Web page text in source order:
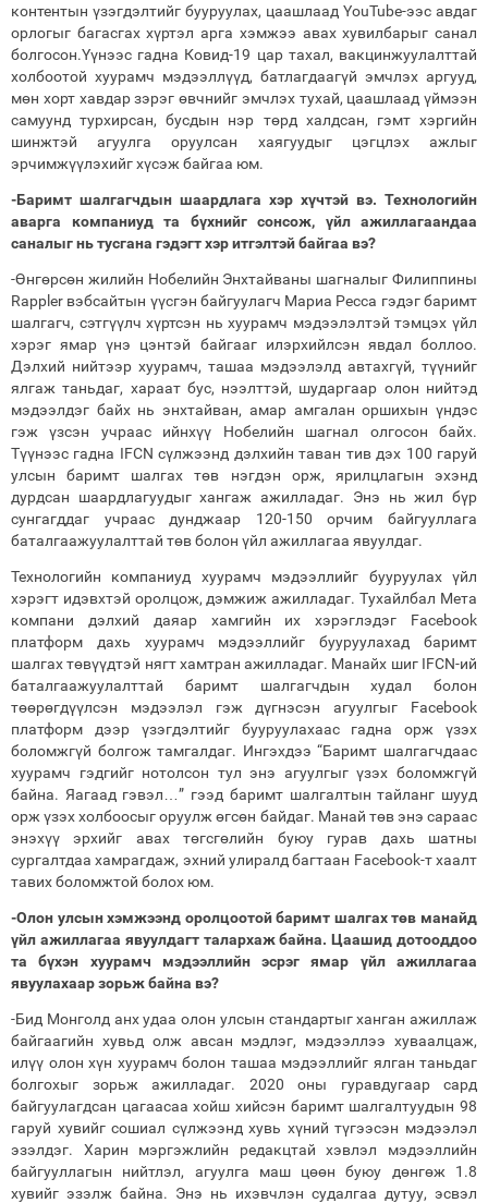
контентын үзэгдэлтийг бууруулах, цаашлаад YouTube-ээс авдаг
орлогыг багасгах хүртэл арга хэмжээ авах хувилбарыг санал
болгосон.Үүнээс гадна Ковид-19 цар тахал, вакцинжуулалттай
холбоотой хуурамч мэдээллүүд, батлагдаагүй эмчлэх аргууд,
мөн хорт хавдар зэрэг өвчнийг эмчлэх тухай, цаашлаад үймээн
самуунд турхирсан, бусдын нэр төрд халдсан, гэмт хэргийн
шинжтэй агуулга оруулсан хаягуудыг цэгцлэх ажлыг
эрчимжүүлэхийг хүсэж байгаа юм.
-Баримт шалгагчдын шаардлага хэр хүчтэй вэ. Технологийн
аварга компаниуд та бүхнийг сонсож, үйл ажиллагаандаа
саналыг нь тусгана гэдэгт хэр итгэлтэй байгаа вэ?
-Өнгөрсөн жилийн Нобелийн Энхтайваны шагналыг Филиппины
Rappler вэбсайтын үүсгэн байгуулагч Мариа Ресса гэдэг баримт
шалгагч, сэтгүүлч хүртсэн нь хуурамч мэдээлэлтэй тэмцэх үйл
хэрэг ямар үнэ цэнтэй байгааг илэрхийлсэн явдал боллоо.
Дэлхий нийтээр хуурамч, ташаа мэдээлэлд автахгүй, түүнийг
ялгаж таньдаг, хараат бус, нээлттэй, шударгаар олон нийтэд
мэдээлдэг байх нь энхтайван, амар амгалан оршихын үндэс
гэж үзсэн учраас ийнхүү Нобелийн шагнал олгосон байх.
Түүнээс гадна IFCN сүлжээнд дэлхийн таван тив дэх 100 гаруй
улсын баримт шалгах төв нэгдэн орж, ярилцлагын эхэнд
дурдсан шаардлагуудыг хангаж ажилладаг. Энэ нь жил бүр
сунгагддаг учраас дунджаар 120-150 орчим байгууллага
баталгаажуулалттай төв болон үйл ажиллагаа явуулдаг.
Технологийн компаниуд хуурамч мэдээллийг бууруулах үйл
хэрэгт идэвхтэй оролцож, дэмжиж ажилладаг. Тухайлбал Мета
компани дэлхий даяар хамгийн их хэрэглэдэг Facebook
платформ дахь хуурамч мэдээллийг бууруулахад баримт
шалгах төвүүдтэй нягт хамтран ажилладаг. Манайх шиг IFCN-ий
баталгаажуулалттай баримт шалгагчдын худал болон
төөрөгдүүлсэн мэдээлэл гэж дүгнэсэн агуулгыг Facebook
платформ дээр үзэгдэлтийг бууруулахаас гадна орж үзэх
боломжгүй болгож тамгалдаг. Ингэхдээ “Баримт шалгагчдаас
хуурамч гэдгийг нотолсон тул энэ агуулгыг үзэх боломжгүй
байна. Яагаад гэвэл…” гээд баримт шалгалтын тайланг шууд
орж үзэх холбоосыг оруулж өгсөн байдаг. Манай төв энэ сараас
энэхүү эрхийг авах төгсгөлийн буюу гурав дахь шатны
сургалтдаа хамрагдаж, эхний улиралд багтаан Facebook-т хаалт
тавих боломжтой болох юм.
-Олон улсын хэмжээнд оролцоотой баримт шалгах төв манайд
үйл ажиллагаа явуулдагт талархаж байна. Цаашид дотооддоо
та бүхэн хуурамч мэдээллийн эсрэг ямар үйл ажиллагаа
явуулахаар зорьж байна вэ?
-Бид Монголд анх удаа олон улсын стандартыг ханган ажиллаж
байгаагийн хувьд олж авсан мэдлэг, мэдээллээ хуваалцаж,
илүү олон хүн хуурамч болон ташаа мэдээллийг ялган таньдаг
болгохыг зорьж ажилладаг. 2020 оны гуравдугаар сард
байгуулагдсан цагаасаа хойш хийсэн баримт шалгалтуудын 98
гаруй хувийг сошиал сүлжээнд хувь хүний түгээсэн мэдээлэл
эзэлдэг. Харин мэргэжлийн редакцтай хэвлэл мэдээллийн
байгууллагын нийтлэл, агуулга маш цөөн буюу дөнгөж 1.8
хувийг эзэлж байна. Энэ нь ихэвчлэн судалгаа дутуу, эсвэл